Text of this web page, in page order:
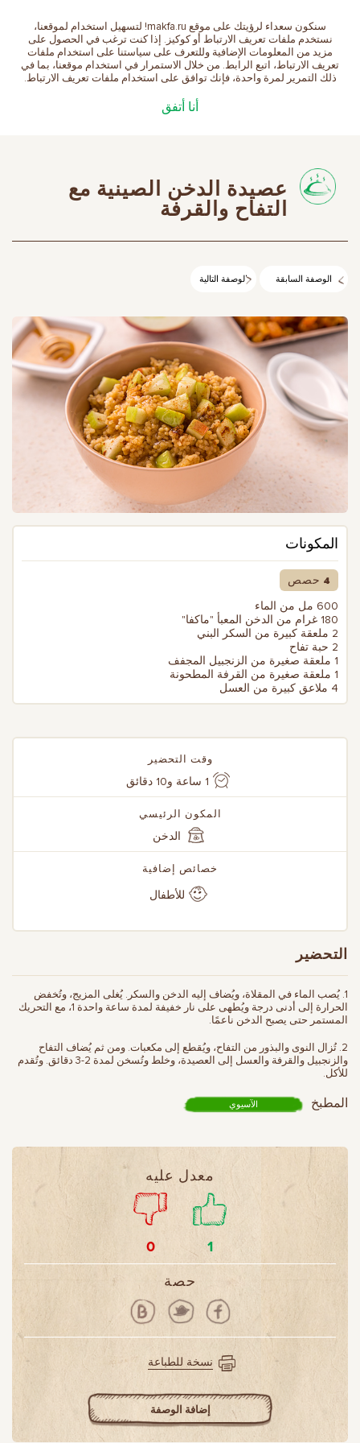
سنكون سعداء لرؤيتك على موقع makfa.ru! لتسهيل استخدام لموقعنا،
نستخدم ملفات تعريف الارتباط أو كوكيز. إذا كنت ترغب في الحصول على
مزيد من المعلومات الإضافية وللتعرف على سياستنا على استخدام ملفات
تعريف الارتباط، اتبع الرابط. من خلال الاستمرار في استخدام موقعنا، بما في
ذلك التمرير لمرة واحدة، فإنك توافق على استخدام ملفات تعريف الارتباط.
أنا أتفق
العربية
الوصفات
عصيدة الدخن الصينية مع
التفاح والقرفة
الوصفة السابقة الوصفة التالية
المكونات
4 حصص
600 مل من الماء
180 غرام من الدخن المعبأ "ماكفا"
2 ملعقة كبيرة من السكر البني
2 حبة تفاح
1 ملعقة صغيرة من الزنجبيل المجفف
1 ملعقة صغيرة من القرفة المطحونة
4 ملاعق كبيرة من العسل
وقت التحضير
1 ساعة و10 دقائق
المكون الرئيسي
الدخن
خصائص إضافية
للأطفال
التحضير
1. يُصب الماء في المقلاة، ويُضاف إليه الدخن والسكر. يُغلى المزيج، وتُخفض
الحرارة إلى أدنى درجة ويُطهى على نار خفيفة لمدة ساعة واحدة 1، مع التحريك
المستمر حتى يصبح الدخن ناعمًا.
2. تُزال النوى والبذور من التفاح، ويُقطع إلى مكعبات. ومن ثم يُضاف التفاح
والزنجبيل والقرفة والعسل إلى العصيدة، وخلط وتُسخن لمدة 2-3 دقائق. وتُقدم
للأكل.
المطبخ الآسيوي
معدل عليه
1
0
حصة
نسخة للطباعة
إضافة الوصفة